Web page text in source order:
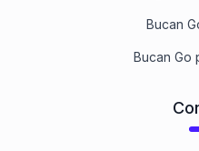
Bucan
Bucan Go